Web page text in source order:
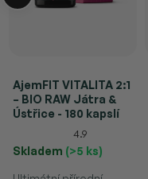
AjemFIT VITALITA 2:1
– BIO RAW Játra &
Ústřice - 180 kapslí
4.9
Skladem (>5 ks)